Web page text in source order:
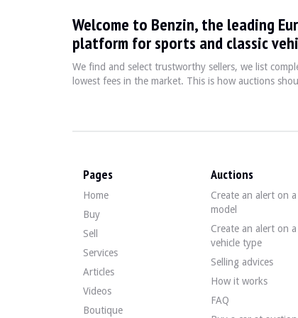
La BMW 2000 / 2002 est une berline compacte
Fiche technique
Guide de l'acheteur
Lors de l'achat d'une BMW 2000 / 2002, il est
Discover all our listings of BMW 2000 / 2002 for
BMW 2000 / 2002 — Sold
Welcome to Benzin, the leading
platform for sports and classic
We find and select trustworthy sellers, we list
lowest fees in the market. This is how auctions
Pages
Home
Buy
Sell
Services
Articles
Videos
Boutique
Auctions
Create an alert on a
model
Create an alert on a
vehicle type
Selling advices
How it works
FAQ